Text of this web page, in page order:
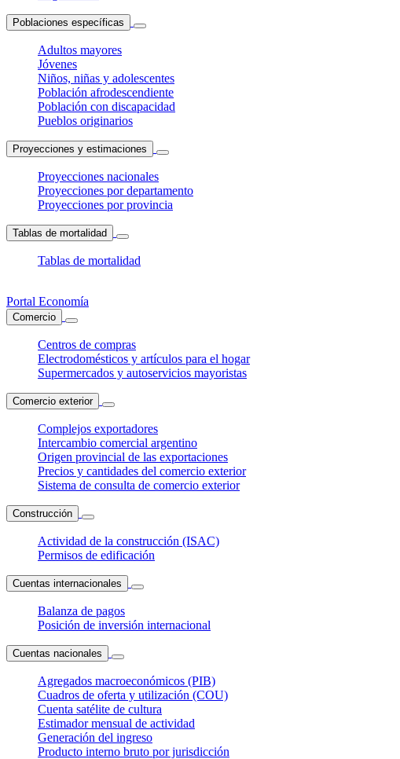
Poblaciones específicas
Adultos mayores
Jóvenes
Niños, niñas y adolescentes
Población afrodescendiente
Población con discapacidad
Pueblos originarios
Proyecciones y estimaciones
Proyecciones nacionales
Proyecciones por departamento
Proyecciones por provincia
Tablas de mortalidad
Tablas de mortalidad
Portal Economía
Comercio
Centros de compras
Electrodomésticos y artículos para el hogar
Supermercados y autoservicios mayoristas
Comercio exterior
Complejos exportadores
Intercambio comercial argentino
Origen provincial de las exportaciones
Precios y cantidades del comercio exterior
Sistema de consulta de comercio exterior
Construcción
Actividad de la construcción (ISAC)
Permisos de edificación
Cuentas internacionales
Balanza de pagos
Posición de inversión internacional
Cuentas nacionales
Agregados macroeconómicos (PIB)
Cuadros de oferta y utilización (COU)
Cuenta satélite de cultura
Estimador mensual de actividad
Generación del ingreso
Producto interno bruto por jurisdicción